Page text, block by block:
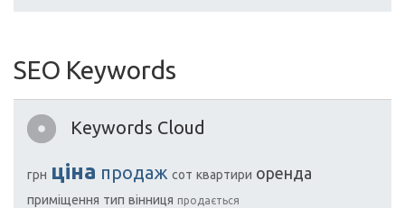
SEO Keywords
Keywords Cloud
грн ціна продаж сот квартири оренда
приміщення тип вінниця продається